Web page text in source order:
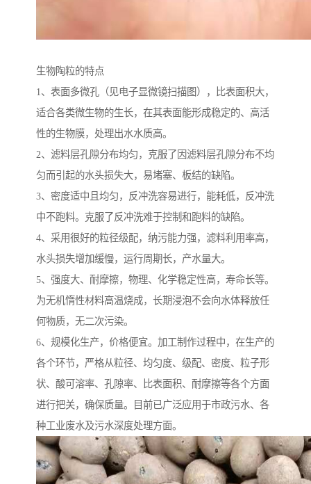
生物陶粒的特点
1、表面多微孔（见电子显微镜扫描图），比表面积大，
适合各类微生物的生长，在其表面能形成稳定的、高活
性的生物膜，处理出水水质高。
2、滤料层孔隙分布均匀，克服了因滤料层孔隙分布不均
匀而引起的水头损失大，易堵塞、板结的缺陷。
3、密度适中且均匀，反冲洗容易进行，能耗低，反冲洗
中不跑料。克服了反冲洗难于控制和跑料的缺陷。
4、采用很好的粒径级配，纳污能力强，滤料利用率高，
水头损失增加缓慢，运行周期长，产水量大。
5、强度大、耐摩擦，物理、化学稳定性高，寿命长等。
为无机惰性材料高温烧成，长期浸泡不会向水体释放任
何物质，无二次污染。
6、规模化生产，价格便宜。加工制作过程中，在生产的
各个环节，严格从粒径、均匀度、级配、密度、粒子形
状、酸可溶率、孔隙率、比表面积、耐摩擦等各个方面
进行把关，确保质量。目前已广泛应用于市政污水、各
种工业废水及污水深度处理方面。